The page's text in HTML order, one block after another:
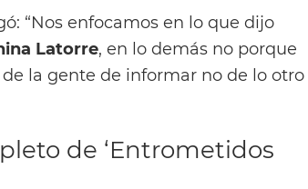
“Nos enfocamos en lo que dijo
Latorre, en lo demás no porque
de la gente de informar no de lo otro
de ‘Entrometidos